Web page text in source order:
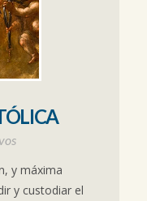
y máxima
y custodiar el